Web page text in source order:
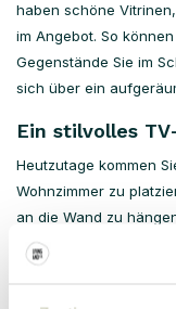
haben schöne
im Angebot. So
Gegenstände Sie im
sich über ein
Ein stilvolles
Heutzutage kommen
Wohnzimmer zu
an die Wand zu
möglichen
Beispiel an den